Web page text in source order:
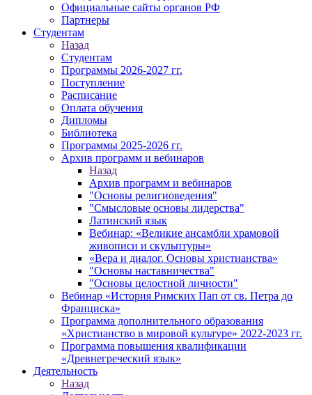
Официальные сайты органов РФ
Партнеры
Студентам
Назад
Студентам
Программы 2026-2027 гг.
Поступление
Расписание
Оплата обучения
Дипломы
Библиотека
Программы 2025-2026 гг.
Архив программ и вебинаров
Назад
Архив программ и вебинаров
"Основы религиоведения"
"Смысловые основы лидерства"
Латинский язык
Вебинар: «Великие ансамбли храмовой
живописи и скульптуры»
«Вера и диалог. Основы христианства»
"Основы наставничества"
"Основы целостной личности"
Вебинар «История Римских Пап от св. Петра до
Франциска»
Программа дополнительного образования
«Христианство в мировой культуре» 2022-2023 гг.
Программа повышения квалификации
«Древнегреческий язык»
Деятельность
Назад